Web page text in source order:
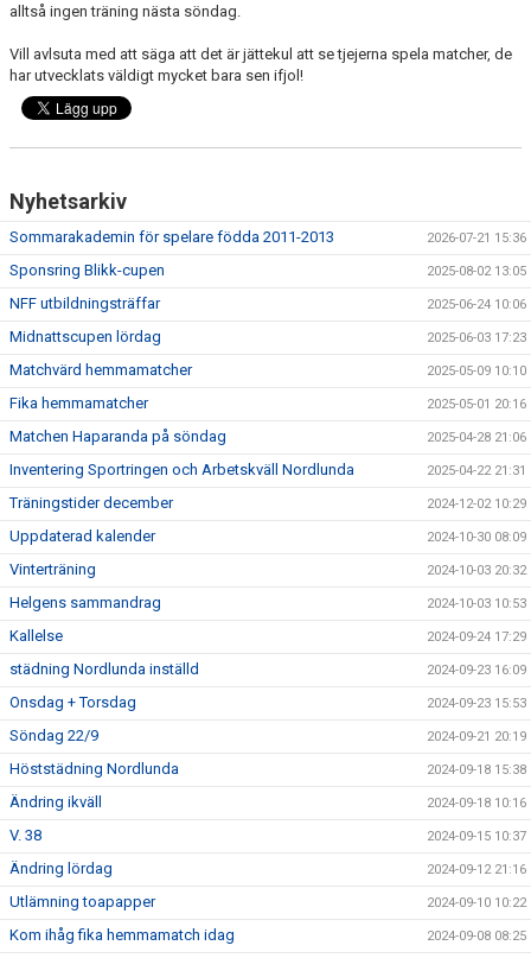
alltså ingen träning nästa söndag.
Vill avlsuta med att säga att det är jättekul att se tjejerna spela matcher, de
har utvecklats väldigt mycket bara sen ifjol!
Nyhetsarkiv
Sommarakademin för spelare födda 2011-2013 2026-07-21 15:36
Sponsring Blikk-cupen 2025-08-02 13:05
NFF utbildningsträffar 2025-06-24 10:06
Midnattscupen lördag 2025-06-03 17:23
Matchvärd hemmamatcher 2025-05-09 10:10
Fika hemmamatcher 2025-05-01 20:16
Matchen Haparanda på söndag 2025-04-28 21:06
Inventering Sportringen och Arbetskväll Nordlunda 2025-04-22 21:31
Träningstider december 2024-12-02 10:29
Uppdaterad kalender 2024-10-30 08:09
Vinterträning 2024-10-03 20:32
Helgens sammandrag 2024-10-03 10:53
Kallelse 2024-09-24 17:29
städning Nordlunda inställd 2024-09-23 16:09
Onsdag + Torsdag 2024-09-23 15:53
Söndag 22/9 2024-09-21 20:19
Höststädning Nordlunda 2024-09-18 15:38
Ändring ikväll 2024-09-18 10:16
V. 38 2024-09-15 10:37
Ändring lördag 2024-09-12 21:16
Utlämning toapapper 2024-09-10 10:22
Kom ihåg fika hemmamatch idag 2024-09-08 08:25